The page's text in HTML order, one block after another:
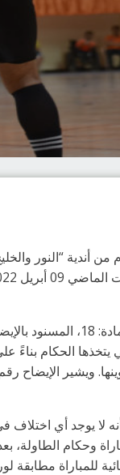
من أندية “النور
الحكام بناءً
لا يوجد أي اختلاف
وحكام
للمباراة مطابقة